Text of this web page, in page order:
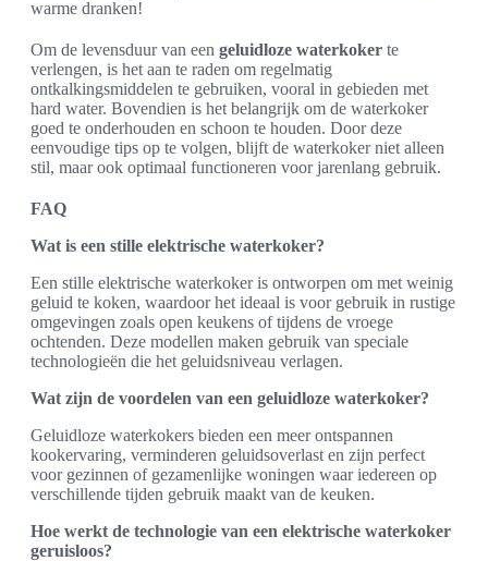
warme dranken!
Om de levensduur van een geluidloze waterkoker te
verlengen, is het aan te raden om regelmatig
ontkalkingsmiddelen te gebruiken, vooral in gebieden met
hard water. Bovendien is het belangrijk om de waterkoker
goed te onderhouden en schoon te houden. Door deze
eenvoudige tips op te volgen, blijft de waterkoker niet alleen
stil, maar ook optimaal functioneren voor jarenlang gebruik.
FAQ
Wat is een stille elektrische waterkoker?
Een stille elektrische waterkoker is ontworpen om met weinig
geluid te koken, waardoor het ideaal is voor gebruik in rustige
omgevingen zoals open keukens of tijdens de vroege
ochtenden. Deze modellen maken gebruik van speciale
technologieën die het geluidsniveau verlagen.
Wat zijn de voordelen van een geluidloze waterkoker?
Geluidloze waterkokers bieden een meer ontspannen
kookervaring, verminderen geluidsoverlast en zijn perfect
voor gezinnen of gezamenlijke woningen waar iedereen op
verschillende tijden gebruik maakt van de keuken.
Hoe werkt de technologie van een elektrische waterkoker
geruisloos?